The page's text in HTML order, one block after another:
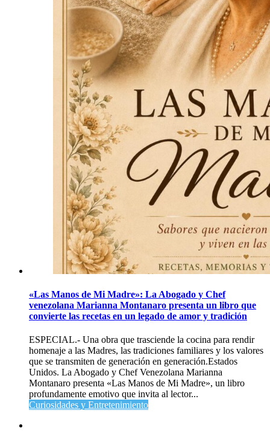
«Las Manos de Mi Madre»: La Abogado y Chef
venezolana Marianna Montanaro presenta un libro que
convierte las recetas en un legado de amor y tradición
ESPECIAL.- Una obra que trasciende la cocina para rendir
homenaje a las Madres, las tradiciones familiares y los valores
que se transmiten de generación en generación.Estados
Unidos. La Abogado y Chef Venezolana Marianna
Montanaro presenta «Las Manos de Mi Madre», un libro
profundamente emotivo que invita al lector...
Curiosidades y Entretenimiento